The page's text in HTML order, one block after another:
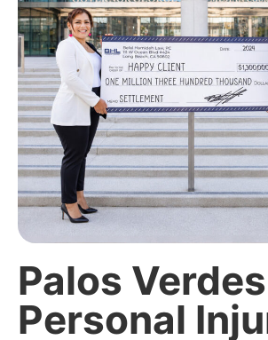
Palos Verdes
Personal